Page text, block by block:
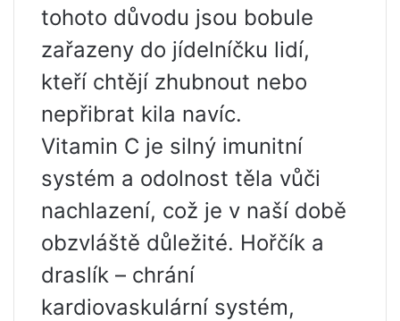
tohoto důvodu jsou bobule
zařazeny do jídelníčku lidí,
kteří chtějí zhubnout nebo
nepřibrat kila navíc.
Vitamin C je silný imunitní
systém a odolnost těla vůči
nachlazení, což je v naší době
obzvláště důležité. Hořčík a
draslík – chrání
kardiovaskulární systém,